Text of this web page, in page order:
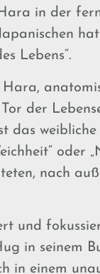
in der
Lebens“.
Hara,
der
das
oder
nach
und
in seinem
in einem